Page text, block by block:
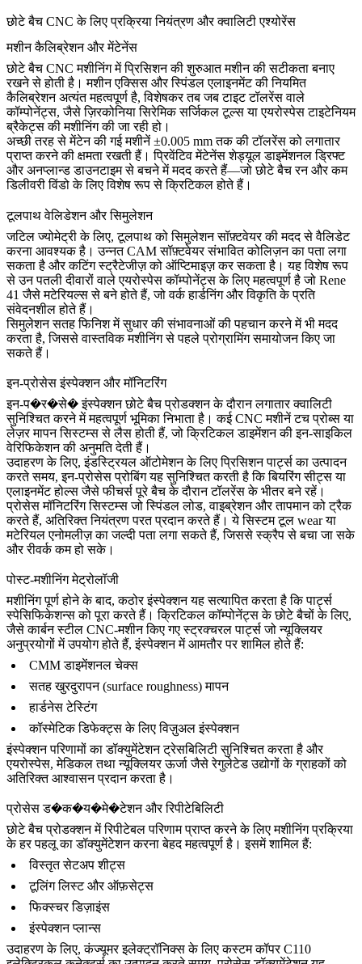
छोटे बैच CNC के लिए प्रक्रिया नियंत्रण और क्वालिटी एश्योरेंस
मशीन कैलिब्रेशन और मेंटेनेंस
छोटे बैच CNC मशीनिंग में प्रिसिशन की शुरुआत मशीन की सटीकता बनाए
रखने से होती है। मशीन एक्सिस और स्पिंडल एलाइनमेंट की नियमित
कैलिब्रेशन अत्यंत महत्वपूर्ण है, विशेषकर तब जब टाइट टॉलरेंस वाले
कॉम्पोनेंट्स, जैसेज़िरकोनिया सिरेमिकसर्जिकल टूल्स या एयरोस्पेस टाइटेनियम
ब्रैकेट्स की मशीनिंग की जा रही हो।
अच्छी तरह से मेंटेन की गई मशीनें ±0.005 mm तक की टॉलरेंस को लगातार
प्राप्त करने की क्षमता रखती हैं। प्रिवेंटिव मेंटेनेंस शेड्यूल डाइमेंशनल ड्रिफ्ट
और अनप्लान्ड डाउनटाइम से बचने में मदद करते हैं—जो छोटे बैच रन और कम
डिलीवरी विंडो के लिए विशेष रूप से क्रिटिकल होते हैं।
टूलपाथ वेलिडेशन और सिमुलेशन
जटिल ज्योमेट्री के लिए, टूलपाथ को सिमुलेशन सॉफ़्टवेयर की मदद से वैलिडेट
करना आवश्यक है। उन्नत CAM सॉफ़्टवेयर संभावित कोलिज़न का पता लगा
सकता है और कटिंग स्ट्रैटेजीज़ को ऑप्टिमाइज़ कर सकता है। यह विशेष रूप
से उन पतली दीवारों वाले एयरोस्पेस कॉम्पोनेंट्स के लिए महत्वपूर्ण है जो Rene
41 जैसे मटेरियल्स से बने होते हैं, जो वर्क हार्डनिंग और विकृति के प्रति
संवेदनशील होते हैं।
सिमुलेशन सतह फिनिश में सुधार की संभावनाओं की पहचान करने में भी मदद
करता है, जिससे वास्तविक मशीनिंग से पहले प्रोग्रामिंग समायोजन किए जा
सकते हैं।
इन-प्रोसेस इंस्पेक्शन और मॉनिटरिंग
इन-प�र�से� इंस्पेक्शन छोटे बैच प्रोडक्शन के दौरान लगातार क्वालिटी
सुनिश्चित करने में महत्वपूर्ण भूमिका निभाता है। कई CNC मशीनें टच प्रोब्स या
लेज़र मापन सिस्टम्स से लैस होती हैं, जो क्रिटिकल डाइमेंशन की इन-साइकिल
वेरिफिकेशन की अनुमति देती हैं।
उदाहरण के लिए,इंडस्ट्रियल ऑटोमेशनके लिए प्रिसिशन पार्ट्स का उत्पादन
करते समय, इन-प्रोसेस प्रोबिंग यह सुनिश्चित करती है कि बियरिंग सीट्स या
एलाइनमेंट होल्स जैसे फीचर्स पूरे बैच के दौरान टॉलरेंस के भीतर बने रहें।
प्रोसेस मॉनिटरिंग सिस्टम्स जो स्पिंडल लोड, वाइब्रेशन और तापमान को ट्रैक
करते हैं, अतिरिक्त नियंत्रण परत प्रदान करते हैं। ये सिस्टम टूल wear या
मटेरियल एनोमलीज़ का जल्दी पता लगा सकते हैं, जिससे स्क्रैप से बचा जा सके
और रीवर्क कम हो सके।
पोस्ट-मशीनिंग मेट्रोलॉजी
मशीनिंग पूर्ण होने के बाद, कठोर इंस्पेक्शन यह सत्यापित करता है कि पार्ट्स
स्पेसिफिकेशन्स को पूरा करते हैं। क्रिटिकल कॉम्पोनेंट्स के छोटे बैचों के लिए,
जैसेकार्बन स्टील CNC-मशीन किए गएस्ट्रक्चरल पार्ट्स जो न्यूक्लियर
अनुप्रयोगों में उपयोग होते हैं, इंस्पेक्शन में आमतौर पर शामिल होते हैं:
CMM डाइमेंशनल चेक्स
सतह खुरदुरापन (surface roughness) मापन
हार्डनेस टेस्टिंग
कॉस्मेटिक डिफेक्ट्स के लिए विज़ुअल इंस्पेक्शन
इंस्पेक्शन परिणामों का डॉक्युमेंटेशन ट्रेसबिलिटी सुनिश्चित करता है और
एयरोस्पेस, मेडिकल तथान्यूक्लियर ऊर्जाजैसे रेगुलेटेड उद्योगों के ग्राहकों को
अतिरिक्त आश्वासन प्रदान करता है।
प्रोसेस ड�क�य�मे�टेशन और रिपीटेबिलिटी
छोटे बैच प्रोडक्शन में रिपीटेबल परिणाम प्राप्त करने के लिए मशीनिंग प्रक्रिया
के हर पहलू का डॉक्युमेंटेशन करना बेहद महत्वपूर्ण है। इसमें शामिल हैं:
विस्तृत सेटअप शीट्स
टूलिंग लिस्ट और ऑफ़सेट्स
फिक्स्चर डिज़ाइंस
इंस्पेक्शन प्लान्स
उदाहरण के लिए, कंज्यूमर इलेक्ट्रॉनिक्स के लिए कस्टमकॉपर C110